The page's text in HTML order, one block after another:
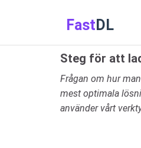
Fast DL
Steg för att
Frågan om hur
mest optimala
använder vårt